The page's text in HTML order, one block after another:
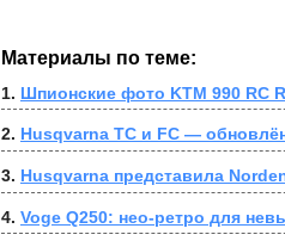
Материалы по теме:
1. Шпионские фото KTM 990 RC
2. Husqvarna TC и FC —
3. Husqvarna представила
4. Voge Q250: нео-ретро для